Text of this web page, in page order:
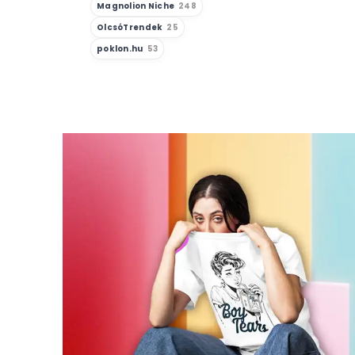
Scooby-Doo
Sons Of Anarchy
Spongyabob
Squid Game
Stranger Things
Superman
Szex És New York
Magnolion Niche 248
OlcsóTrendek 25
poklon.hu 53